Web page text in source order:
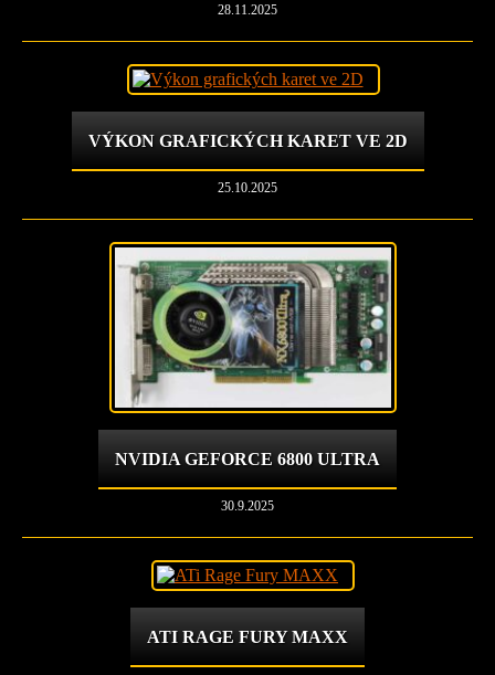
28.11.2025
VÝKON GRAFICKÝCH KARET VE 2D
25.10.2025
NVIDIA GEFORCE 6800 ULTRA
30.9.2025
ATI RAGE FURY MAXX